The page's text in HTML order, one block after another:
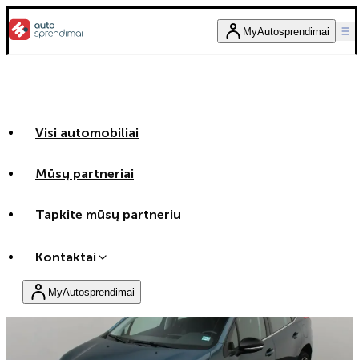
MyAutosprendimai
Visi automobiliai
Mūsų partneriai
Tapkite mūsų partneriu
Kontaktai
MyAutosprendimai